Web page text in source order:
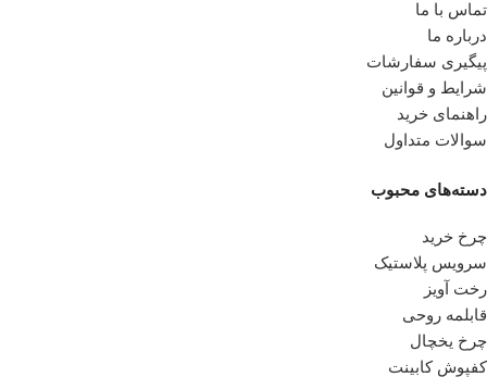
تماس با ما
درباره ما
پیگیری سفارشات
شرایط و قوانین
راهنمای خرید
سوالات متداول
دسته‌های محبوب
چرخ خرید
سرویس پلاستیک
رخت آویز
قابلمه روحی
چرخ یخچال
کفپوش کابینت